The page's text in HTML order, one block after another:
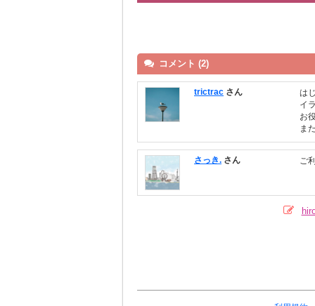
コメント (2)
trictrac さん
は
イ
お
ま
さっき. さん ご